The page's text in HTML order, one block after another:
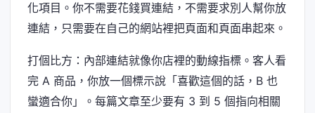
化項目。你不需要花錢買連結，不需要求別人幫你放
連結，只需要在自己的網站裡把頁面和頁面串起來。
打個比方：內部連結就像你店裡的動線指標。客人看
完 A 商品，你放一個標示說「喜歡這個的話，B 也
蠻適合你」。每篇文章至少要有 3 到 5 個指向相關